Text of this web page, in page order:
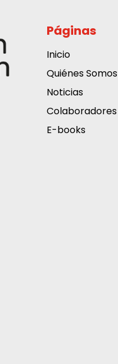
Páginas
Inicio
Quiénes Somos
Noticias
Colaboradores
E-books